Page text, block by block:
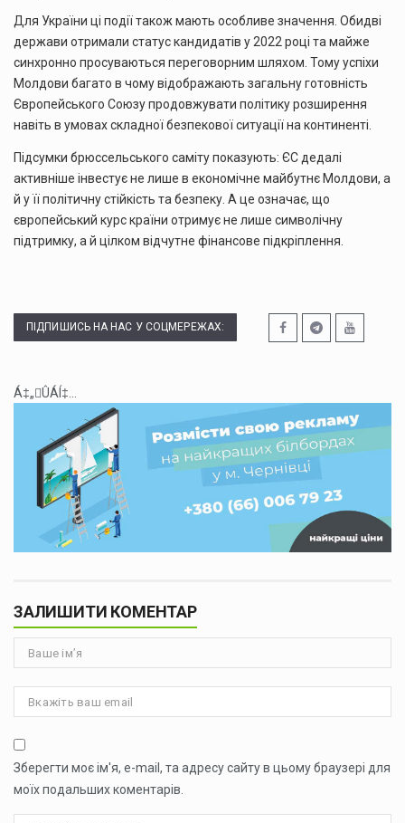
Для України ці події також мають особливе значення. Обидві
держави отримали статус кандидатів у 2022 році та майже
синхронно просуваються переговорним шляхом. Тому успіхи
Молдови багато в чому відображають загальну готовність
Європейського Союзу продовжувати політику розширення
навіть в умовах складної безпекової ситуації на континенті.
Підсумки брюссельського саміту показують: ЄС дедалі
активніше інвестує не лише в економічне майбутнє Молдови, а
й у її політичну стійкість та безпеку. А це означає, що
європейський курс країни отримує не лише символічну
підтримку, а й цілком відчутне фінансове підкріплення.
ПІДПИШИСЬ НА НАС У СОЦМЕРЕЖАХ:
Á‡„ÛÁÍ‡...
ЗАЛИШИТИ КОМЕНТАР
Зберегти моє ім'я, e-mail, та адресу сайту в цьому браузері для
моїх подальших коментарів.